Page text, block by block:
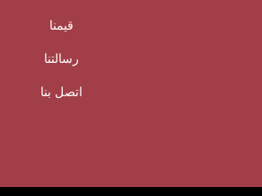
قيمنا
رسالتنا
اتصل بنا